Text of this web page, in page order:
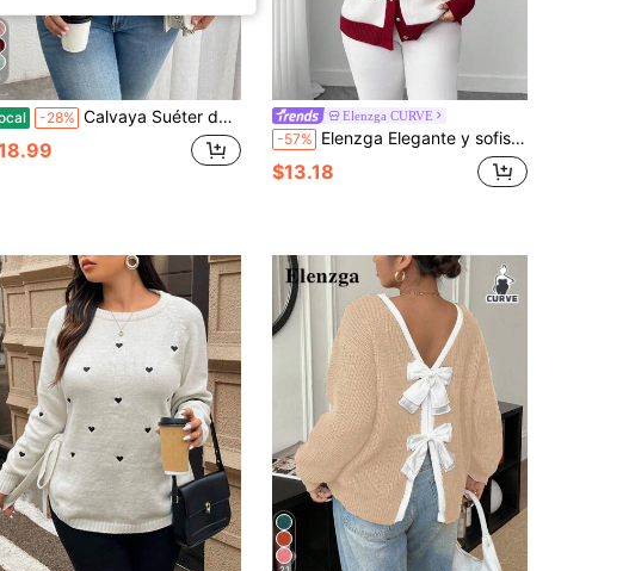
-28% Calvaya Suéter de punto casual de cuello redondo de manga larga de unicolor de talla grande, tejido de punto, para otoño e invierno Elenzga CURVE
-57% Elenzga Elegante y sofisticado cárdigan de punto de manga larga con botones dorados y contraste de colores para mujeres de talla grande
$13.18